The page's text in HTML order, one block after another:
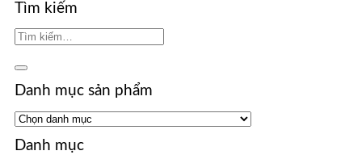
Tìm kiếm
Danh mục sản phẩm
Danh mục